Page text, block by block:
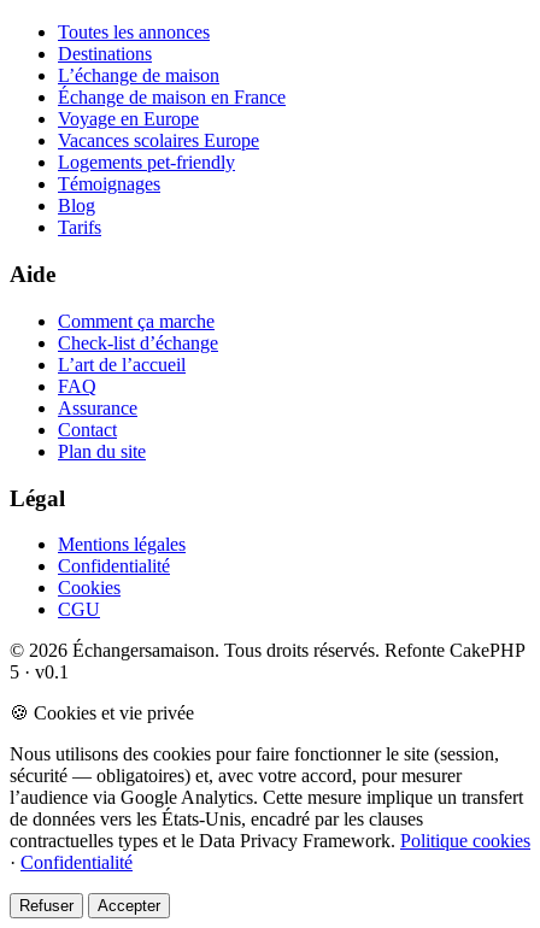
Toutes les annonces
Destinations
L’échange de maison
Échange de maison en France
Voyage en Europe
Vacances scolaires Europe
Logements pet-friendly
Témoignages
Blog
Tarifs
Aide
Comment ça marche
Check-list d’échange
L’art de l’accueil
FAQ
Assurance
Contact
Plan du site
Légal
Mentions légales
Confidentialité
Cookies
CGU
© 2026 Échangersamaison. Tous droits réservés. Refonte CakePHP
5 · v0.1
🍪 Cookies et vie privée
Nous utilisons des cookies pour faire fonctionner le site (session,
sécurité — obligatoires) et, avec votre accord, pour mesurer
l’audience via Google Analytics. Cette mesure implique un transfert
de données vers les États-Unis, encadré par les clauses
contractuelles types et le Data Privacy Framework. Politique cookies
· Confidentialité
Refuser Accepter